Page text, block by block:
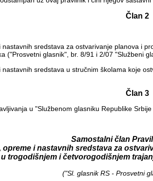
Član 2
sredstava za ostvarivanje planova i
("Prosvetni glasnik", br. 8/91 i 2/07 "Službeni
sredstava u stručnim školama koje
Član 3
u "Službenom glasniku Republike
Samostalni član
i nastavnih sredstava za
trogodišnjem i četvorogodišnjem
("Sl. glasnik RS - Prosvetni